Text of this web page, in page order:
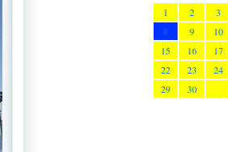
1
2 3
8
9 10
15
16 17
22
23 24
29
30